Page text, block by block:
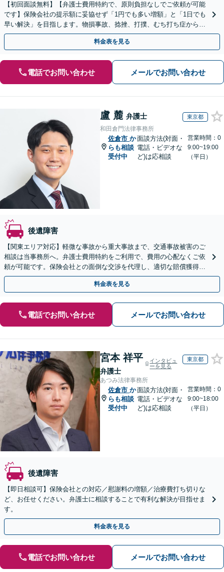
【初回面談無料】【弁護士費用特約で、原則負担なしでご依頼が可能
です】保険会社の提示額に妥協せず「1円でも多い増額」と「1日でも
早い解決」を目指します。物損事故、捻挫、打撲、むち打ち症から重
度後遺障害、死亡事故まで幅広く対応【WEB面談可】
料金表を見る
電話でお問い合わせ メールでお問い合わせ
盧 麓 弁護士 東京都
和田倉門法律事務所
佐倉市 か
らも相談
受付中
面談方法(対面・
電話・ビデオな
ど)は応相談
営業時間：0
9:00~19:00
（平日）
後遺障害
【関東エリア対応】軽微な事故から重大事故まで、交通事故被害のご
相談は当事務所へ。弁護士費用特約をご利用で、費用の心配なくご依
頼が可能です。保険会社との面倒な交渉を代理し、適切な賠償獲得を
目指します。【日本語・中国語対応可能】
料金表を見る
電話でお問い合わせ メールでお問い合わせ
宮本 祥平
弁護士
インタビュ
ーを見る
東京都
あつみ法律事務所
佐倉市 か
らも相談
受付中
面談方法(対面・
電話・ビデオな
ど)は応相談
営業時間：0
9:00~18:00
（平日）
後遺障害
【即日相談可】保険会社との対応／慰謝料の増額／治療費打ち切りな
ど、お任せください。弁護士に相談することで有利な解決が目指せま
す。
料金表を見る
電話でお問い合わせ メールでお問い合わせ